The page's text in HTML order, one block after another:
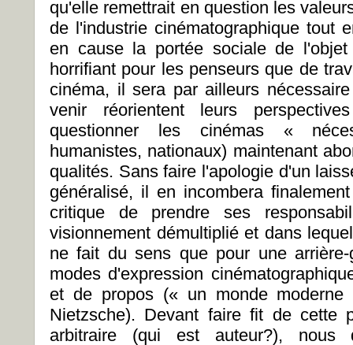
qu'elle remettrait en question les
de l'industrie cinématographique tout
en cause la portée sociale de l'objet
horrifiant pour les penseurs que de
cinéma, il sera par ailleurs
venir réorientent leurs
questionner les cinémas «
humanistes, nationaux) maintenant
qualités. Sans faire l'apologie d'un
généralisé, il en incombera
critique de prendre ses
visionnement démultiplié et dans
ne fait du sens que pour une
modes d'expression
et de propos (« un monde
Nietzsche). Devant faire fit de cette
arbitraire (qui est auteur?), nous